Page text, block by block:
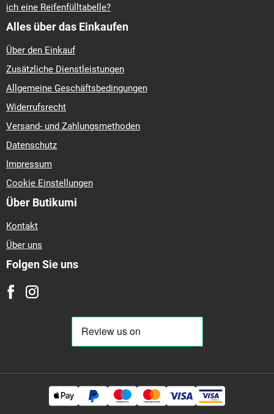
ich eine Reifenfülltabelle?
Alles über das Einkaufen
Über den Einkauf
Zusätzliche Dienstleistungen
Allgemeine Geschäftsbedingungen
Widerrufsrecht
Versand- und Zahlungsmethoden
Datenschutz
Impressum
Cookie Einstellungen
Über Butikumi
Kontakt
Über uns
Folgen Sie uns